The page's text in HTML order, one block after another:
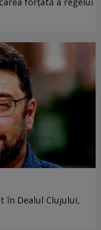
în Dealul Clujului,